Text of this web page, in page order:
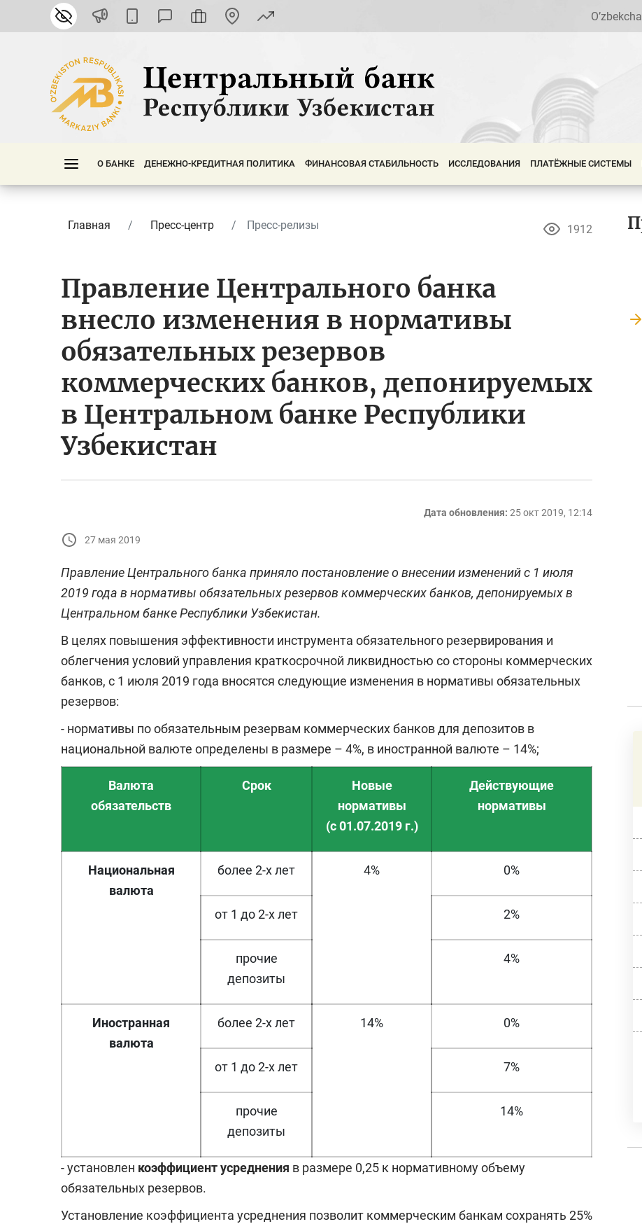
O’zbekcha
О БАНКЕ ДЕНЕЖНО-КРЕДИТНАЯ ПОЛИТИКА ФИНАНСОВАЯ СТАБИЛЬНОСТЬ ИССЛЕДОВАНИЯ ПЛАТЁЖНЫЕ СИСТЕМЫ
Главная Пресс-центр Пресс-релизы 1912
Правление Центрального банка
внесло изменения в нормативы
обязательных резервов
коммерческих банков, депонируемых
в Центральном банке Республики
Узбекистан
Дата обновления: 25 окт 2019, 12:14
27 мая 2019
Правление Центрального банка приняло постановление о внесении изменений с 1 июля
2019 года в нормативы обязательных резервов коммерческих банков, депонируемых в
Центральном банке Республики Узбекистан.
В целях повышения эффективности инструмента обязательного резервирования и
облегчения условий управления краткосрочной ликвидностью со стороны коммерческих
банков, с 1 июля 2019 года вносятся следующие изменения в нормативы обязательных
резервов:
- нормативы по обязательным резервам коммерческих банков для депозитов в
национальной валюте определены в размере – 4%, в иностранной валюте – 14%;
Валюта
обязательств
Срок
Новые
нормативы
(с 01.07.2019 г.)
Действующие
нормативы
Национальная
валюта
более 2-х лет 4% 0%
от 1 до 2-х лет 2%
прочие
депозиты
4%
Иностранная
валюта
более 2-х лет 14% 0%
от 1 до 2-х лет 7%
прочие
депозиты
14%
- установлен коэффициент усреднения в размере 0,25 к нормативному объему
обязательных резервов.
Установление коэффициента усреднения позволит коммерческим банкам сохранять 25%